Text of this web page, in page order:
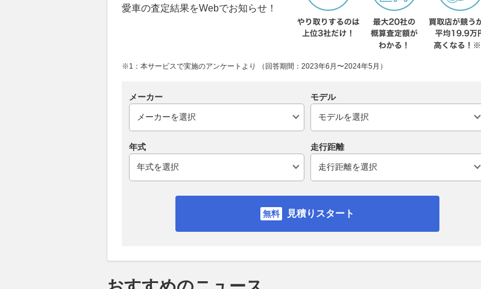
愛車の査定結果をWebでお知らせ！
※1：本サービスで実施のアンケートより （回答期間：2023年6月〜2024年5月）
メーカー モデル
年式 走行距離
見積りスタート